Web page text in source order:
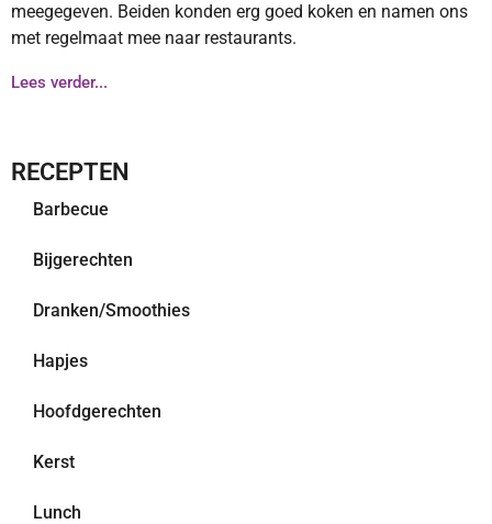
meegegeven. Beiden konden erg goed koken en namen ons
met regelmaat mee naar restaurants.
Lees verder...
RECEPTEN
Barbecue
Bijgerechten
Dranken/Smoothies
Hapjes
Hoofdgerechten
Kerst
Lunch